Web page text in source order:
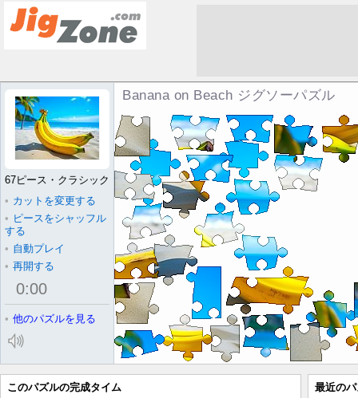
Banana on Beach ジグソーパズル
67ピース・クラシック
• カットを変更する
• ピースをシャッフル
する
• 自動プレイ
• 再開する
0:00
• 他のパズルを見る
このパズルの完成タイム
最近の